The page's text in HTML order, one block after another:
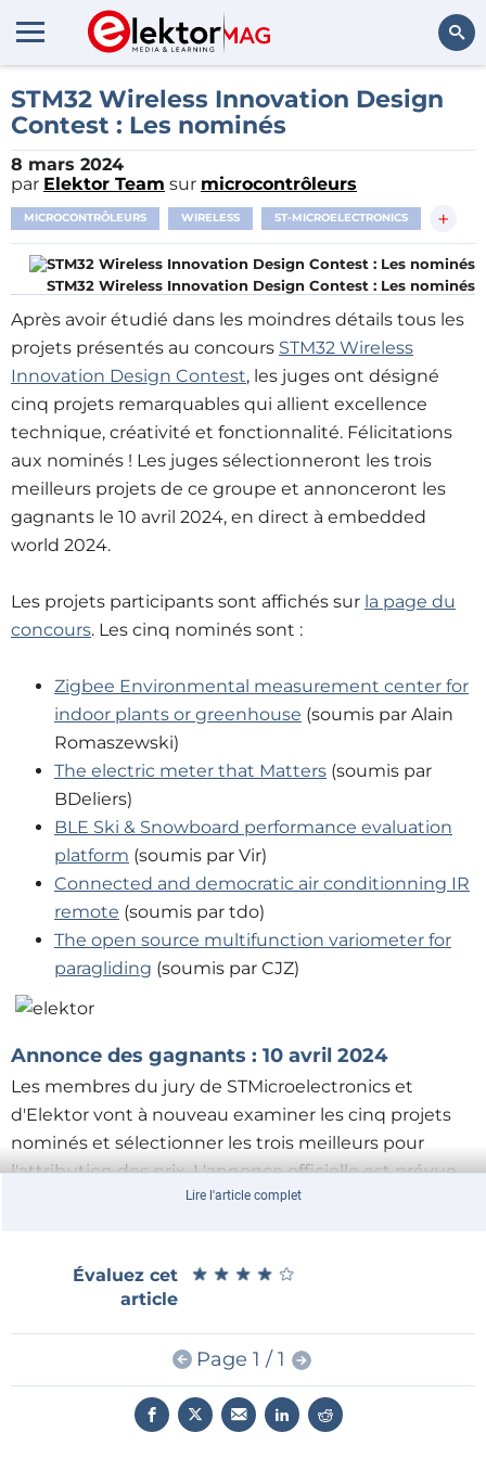
Rechercher
STM32 Wireless Innovation Design
Contest : Les nominés
8 mars 2024
par Elektor Team sur microcontrôleurs
MICROCONTRÔLEURS WIRELESS ST-MICROELECTRONICS +
STM32 Wireless Innovation Design Contest : Les nominés
Après avoir étudié dans les moindres détails tous les
projets présentés au concours STM32 Wireless
Innovation Design Contest, les juges ont désigné
cinq projets remarquables qui allient excellence
technique, créativité et fonctionnalité. Félicitations
aux nominés ! Les juges sélectionneront les trois
meilleurs projets de ce groupe et annonceront les
gagnants le 10 avril 2024, en direct à embedded
world 2024.
Les projets participants sont affichés sur la page du
concours. Les cinq nominés sont :
Zigbee Environmental measurement center for
indoor plants or greenhouse (soumis par Alain
Romaszewski)
The electric meter that Matters (soumis par
BDeliers)
BLE Ski & Snowboard performance evaluation
platform (soumis par Vir)
Connected and democratic air conditionning IR
remote (soumis par tdo)
The open source multifunction variometer for
paragliding (soumis par CJZ)
Annonce des gagnants : 10 avril 2024
Les membres du jury de STMicroelectronics et
d'Elektor vont à nouveau examiner les cinq projets
nominés et sélectionner les trois meilleurs pour
l'attribution des prix. L'annonce officielle est prévue
sur le stand de ST (4A-148) lors de l'embedded world
participants, et en particulier les cinq nominés, sont
cordialement invités à assister à la cérémonie de
remise des prix. Au cours de cette cérémonie, nous
reviendrons une dernière fois sur le concours et nous
espérons que les lauréats nous expliqueront
comment leur projet a vu le jour.
Lire l'article complet
Évaluez cet
article
★ ★ ★ ★ ★
★ ★ ★ ★ ★
Page 1 / 1